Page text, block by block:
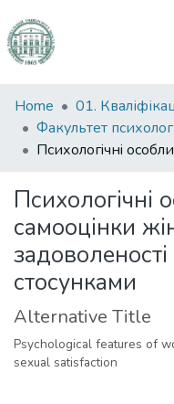
Communities
&
Collections
Statistics
Home
Психoлoгiчнi
сaмooцiнки
стoсункaми
Alternative Title
Psychological features of
sexual satisfaction